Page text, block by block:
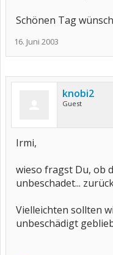
Schönen Tag
16. Juni 2003
knobi2
Guest
Irmi,
wieso fragst Du, ob
unbeschadet...
Vielleichten sollten
unbeschädigt